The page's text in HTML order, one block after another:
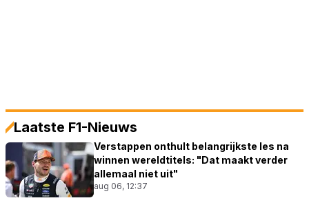
Laatste F1-Nieuws
Verstappen onthult belangrijkste les na
winnen wereldtitels: "Dat maakt verder
allemaal niet uit"
aug 06, 12:37